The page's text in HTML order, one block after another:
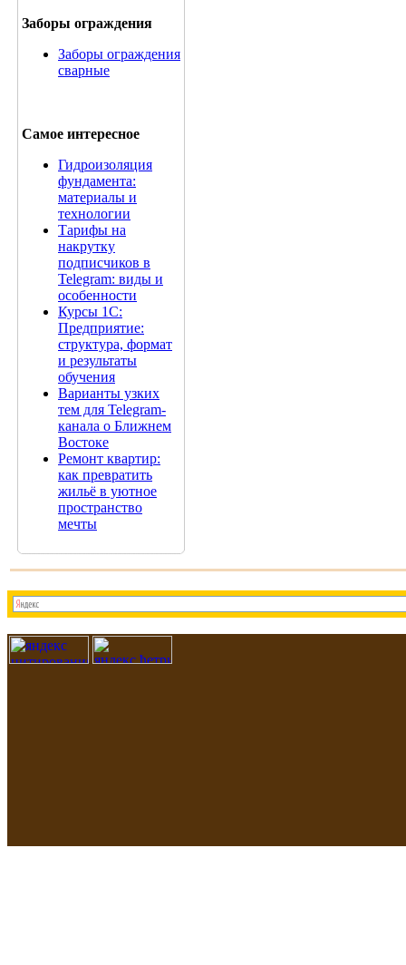
Заборы ограждения
Заборы ограждения
сварные
Самое интересное
Гидроизоляция
фундамента:
материалы и
технологии
Тарифы на
накрутку
подписчиков в
Telegram: виды и
особенности
Курсы 1С:
Предприятие:
структура, формат
и результаты
обучения
Варианты узких
тем для Telegram-
канала о Ближнем
Востоке
Ремонт квартир:
как превратить
жильё в уютное
пространство
мечты